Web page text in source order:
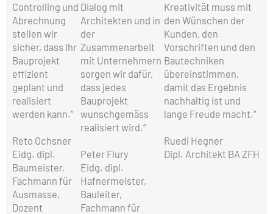
Controlling und
Abrechnung
stellen wir
sicher, dass Ihr
Bauprojekt
effizient
geplant und
realisiert
werden kann.“
Reto Ochsner
Eidg. dipl.
Baumeister,
Fachmann für
Ausmasse,
Dozent
Dialog mit
Architekten und in
der
Zusammenarbeit
mit Unternehmern
sorgen wir dafür,
dass jedes
Bauprojekt
wunschgemäss
realisiert wird.“
Peter Flury
Eidg. dipl.
Hafnermeister,
Bauleiter,
Fachmann für
Kreativität muss mit
den Wünschen der
Kunden, den
Vorschriften und den
Bautechniken
übereinstimmen,
damit das Ergebnis
nachhaltig ist und
lange Freude macht.“
Ruedi Hegner
Dipl. Architekt BA ZFH